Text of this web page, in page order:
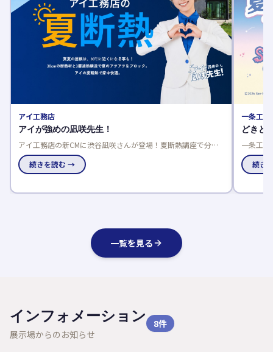
アイ工務店
アイが強めの凪咲先生！
アイ工務店の新CMに渋谷凪咲さんが登場！夏断熱講座で分か
りやすく解説。来場者には凪咲先生のうちわもプレゼント。
続きを読む →
一条工務店
どきどき
一条工務店
よう！応募
けで。続きを読
一覧を見る
インフォメーション
展示場からのお知らせ
8件